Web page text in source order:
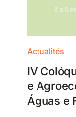
Actualités
IV
e
Águas e